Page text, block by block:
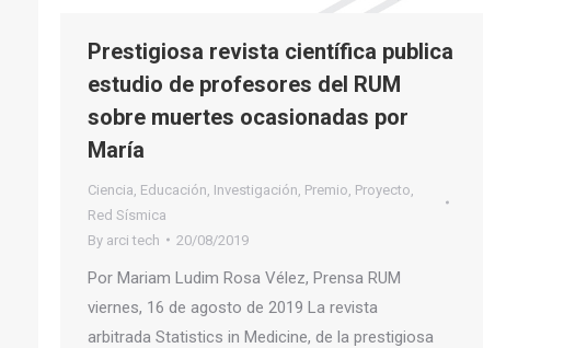
Prestigiosa revista científica publica
estudio de profesores del RUM
sobre muertes ocasionadas por
María
Ciencia Educación Investigación Premio Proyecto
Red Sísmica
By arci tech 20/08/2019
Por Mariam Ludim Rosa Vélez, Prensa RUM
viernes, 16 de agosto de 2019 La revista
arbitrada Statistics in Medicine, de la prestigiosa